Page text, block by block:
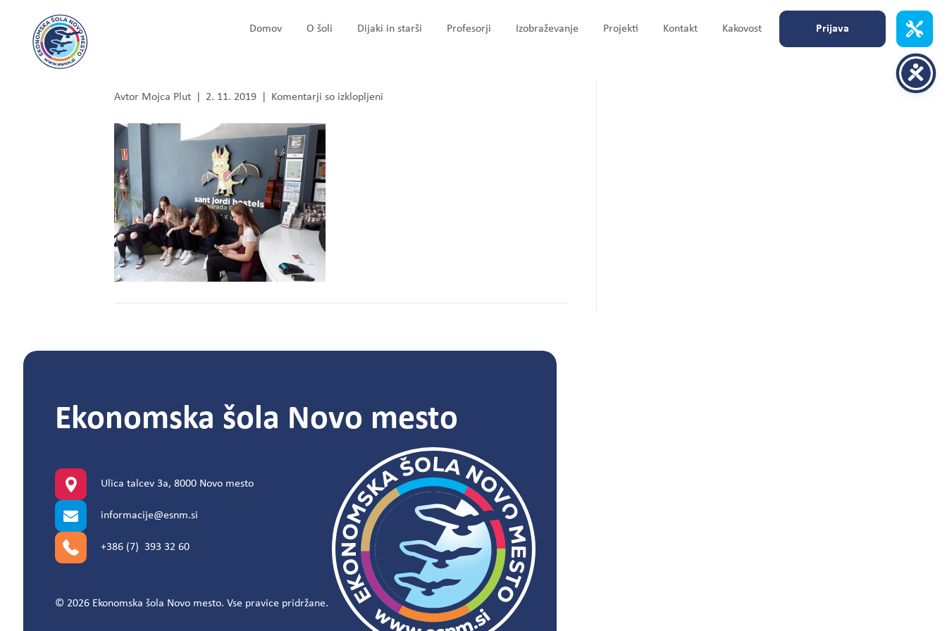
Domov O šoli Dijaki in starši Profesorji Izobraževanje Projekti Kontakt Kakovost Prijava
Avtor Mojca Plut 2. 11. 2019 Komentarji so izklopljeni
Ekonomska šola Novo mesto
Ulica talcev 3a, 8000 Novo mesto
informacije@esnm.si
+386 (7) 393 32 60
© 2026 Ekonomska šola Novo mesto. Vse pravice pridržane.